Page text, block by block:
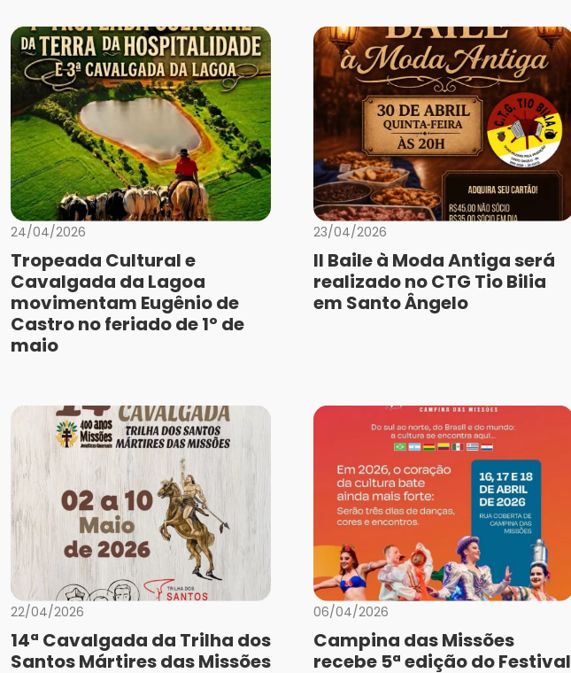
24/04/2026
Tropeada Cultural e
Cavalgada da Lagoa
movimentam Eugênio de
Castro no feriado de 1º de
maio
23/04/2026
II Baile à Moda Antiga será
realizado no CTG Tio Bilia
em Santo Ângelo
22/04/2026
14ª Cavalgada da Trilha dos
Santos Mártires das Missões
06/04/2026
Campina das Missões
recebe 5ª edição do Festival